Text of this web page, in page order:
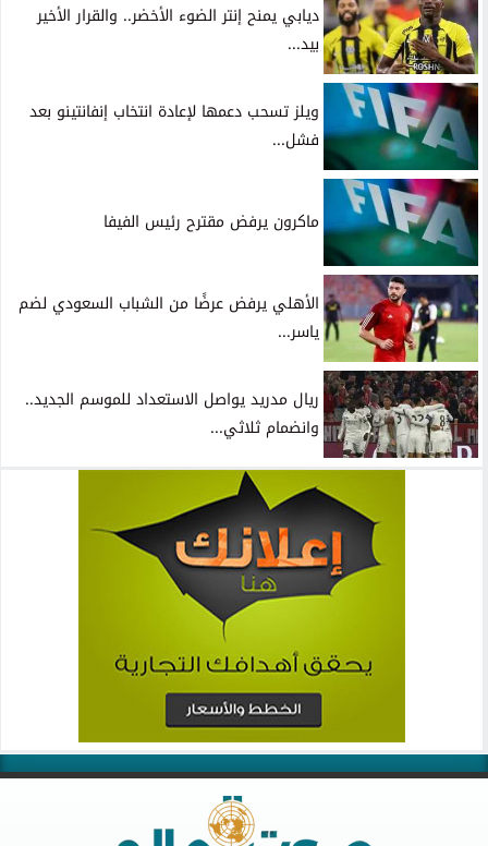
ديابي يمنح إنتر الضوء الأخضر.. والقرار الأخير
بيد...
ويلز تسحب دعمها لإعادة انتخاب إنفانتينو بعد
فشل...
ماكرون يرفض مقترح رئيس الفيفا
الأهلي يرفض عرضًا من الشباب السعودي لضم
ياسر...
ريال مدريد يواصل الاستعداد للموسم الجديد..
وانضمام ثلاثي...